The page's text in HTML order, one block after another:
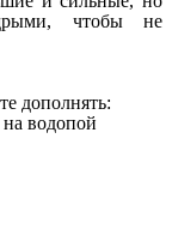
чтобы не
дополнять:
водопой